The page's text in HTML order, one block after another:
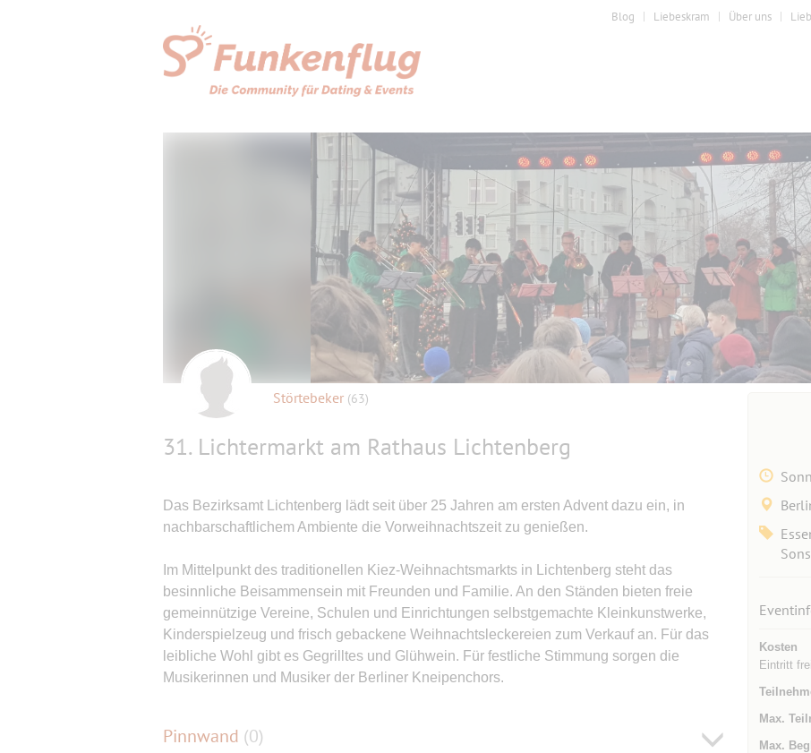
Blog Liebeskram Über uns
Störtebeker (63)
31. Lichtermarkt am Rathaus Lichtenberg
Das Bezirksamt Lichtenberg lädt seit über 25 Jahren am ersten Advent dazu ein, in
nachbarschaftlichem Ambiente die Vorweihnachtszeit zu genießen.
Im Mittelpunkt des traditionellen Kiez-Weihnachtsmarkts in Lichtenberg steht das
besinnliche Beisammensein mit Freunden und Familie. An den Ständen bieten freie
gemeinnützige Vereine, Schulen und Einrichtungen selbstgemachte Kleinkunstwerke,
Kinderspielzeug und frisch gebackene Weihnachtsleckereien zum Verkauf an. Für das
leibliche Wohl gibt es Gegrilltes und Glühwein. Für festliche Stimmung sorgen die
Musikerinnen und Musiker der Berliner Kneipenchors.
Pinnwand (0)
Kosten
Eintritt frei
Max.
Max.